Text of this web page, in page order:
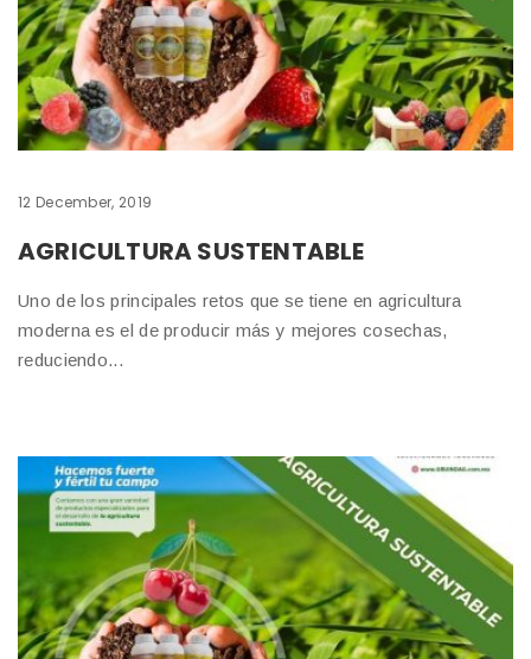
12 December, 2019
AGRICULTURA SUSTENTABLE
Uno de los principales retos que se tiene en agricultura
moderna es el de producir más y mejores cosechas,
reduciendo...